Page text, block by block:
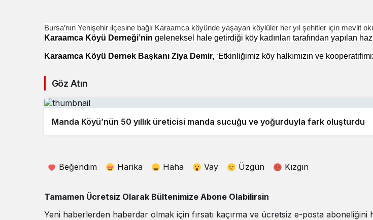
Bursa’nın Yenişehir ilçesine bağlı Karaamca köyünde yaşayan köylüler her yıl şehitler için mevlit
Karaamca Köyü Derneği’nin geleneksel hale getirdiği köy kadınları tarafından yapılan
Karaamca Köyü Dernek Başkanı Ziya Demir, ‘Etkinliğimiz köy halkımızın ve
Göz Atın
Manda Köyü’nün 50 yıllık üreticisi manda sucuğu ve yoğurduyla fark oluşturdu
Beğendim Harika Haha Vay Üzgün Kızgın
Tamamen Ücretsiz Olarak Bültenimize Abone Olabilirsin
Yeni haberlerden haberdar olmak için fırsatı kaçırma ve ücretsiz e-posta aboneliğini